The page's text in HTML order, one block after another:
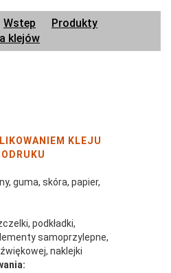
Wstep
Produkty
klejów
KLEJU
guma, skóra, papier,
podkładki,
samoprzylepne,
naklejki